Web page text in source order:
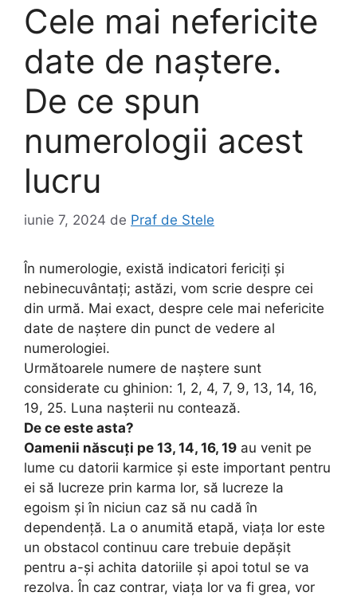
Cele mai nefericite
date de naștere.
De ce spun
numerologii acest
lucru
iunie 7, 2024 de Praf de Stele
În numerologie, există indicatori fericiți și
nebinecuvântați; astăzi, vom scrie despre cei
din urmă. Mai exact, despre cele mai nefericite
date de naștere din punct de vedere al
numerologiei.
Următoarele numere de naștere sunt
considerate cu ghinion: 1, 2, 4, 7, 9, 13, 14, 16,
19, 25. Luna nașterii nu contează.
De ce este asta?
Oamenii născuți pe 13, 14, 16, 19 au venit pe
lume cu datorii karmice și este important pentru
ei să lucreze prin karma lor, să lucreze la
egoism și în niciun caz să nu cadă în
dependență. La o anumită etapă, viața lor este
un obstacol continuu care trebuie depășit
pentru a-și achita datoriile și apoi totul se va
rezolva. În caz contrar, viața lor va fi grea, vor